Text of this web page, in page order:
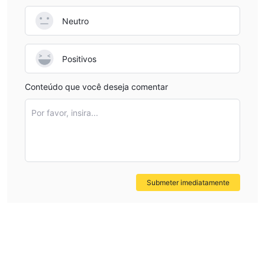
representando riscos para traders em potencial.
Instrumentos de Negociação
Axi oferece aos traders uma ampla gama de instrumentos de
negociação, incluindo 50 pares de moedas, 6 pares de
criptomoedas, 20 commodities e 31 índices CFD.
Padrão,ProeElite. A conta
Neutro
Positivos
Conteúdo que você deseja comentar
Por favor, insira...
Submeter imediatamente